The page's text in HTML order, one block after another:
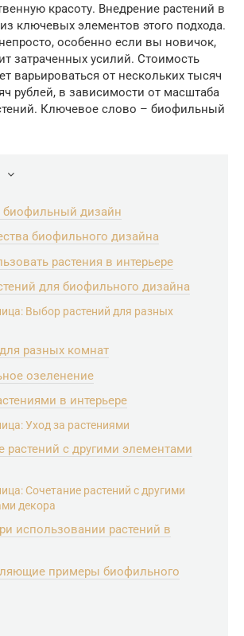
красоту. Внедрение растений в
ключевых элементов этого подхода.
особенно если вы новичок,
затраченных усилий. Стоимость
варьироваться от нескольких тысяч
рублей, в зависимости от масштаба
Ключевое слово – биофильный
биофильный дизайн
биофильного дизайна
растения в интерьере
для биофильного дизайна
Выбор растений для разных
разных комнат
озеленение
в интерьере
Уход за растениями
растений с другими элементами
Сочетание растений с другими
декора
использовании растений в
примеры биофильного